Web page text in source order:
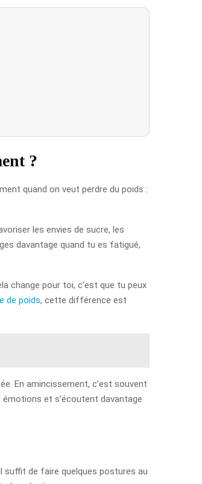
?
quand on veut perdre du poids :
les envies de sucre, les
davantage quand tu es fatigué,
change pour toi, c’est que tu peux
de poids, cette différence est
En amincissement, c’est souvent
et s’écoutent davantage
suffit de faire quelques postures au